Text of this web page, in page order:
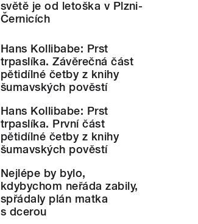
světě je od letoška v Plzni-
Černicích
Hans Kollibabe: Prst
trpaslíka. Závěrečná část
pětidílné četby z knihy
šumavských pověstí
Hans Kollibabe: Prst
trpaslíka. První část
pětidílné četby z knihy
šumavských pověstí
Nejlépe by bylo,
kdybychom neřáda zabily,
spřádaly plán matka
s dcerou